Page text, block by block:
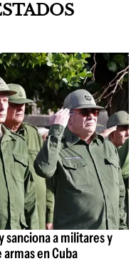
sanciona a militares y
en Cuba